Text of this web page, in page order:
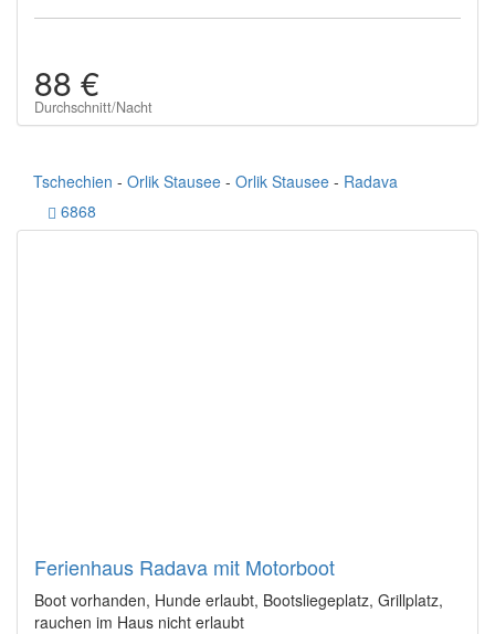
88 €
Durchschnitt/Nacht
Tschechien - Orlik Stausee - Orlik Stausee - Radava
6868
Ferienhaus Radava mit Motorboot
Boot vorhanden, Hunde erlaubt, Bootsliegeplatz, Grillplatz,
rauchen im Haus nicht erlaubt